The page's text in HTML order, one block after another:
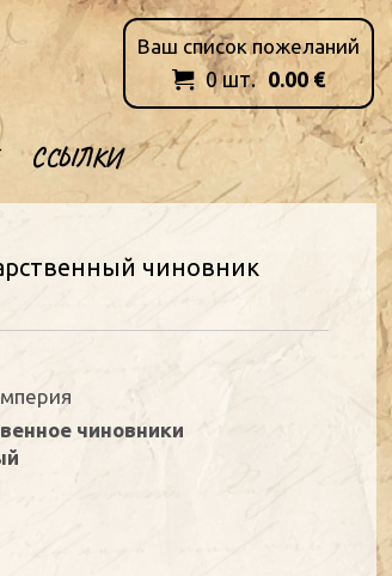
ССЫЛКИ
Ваш список пожеланий
 0шт. 0.00 €
чиновник
чиновники